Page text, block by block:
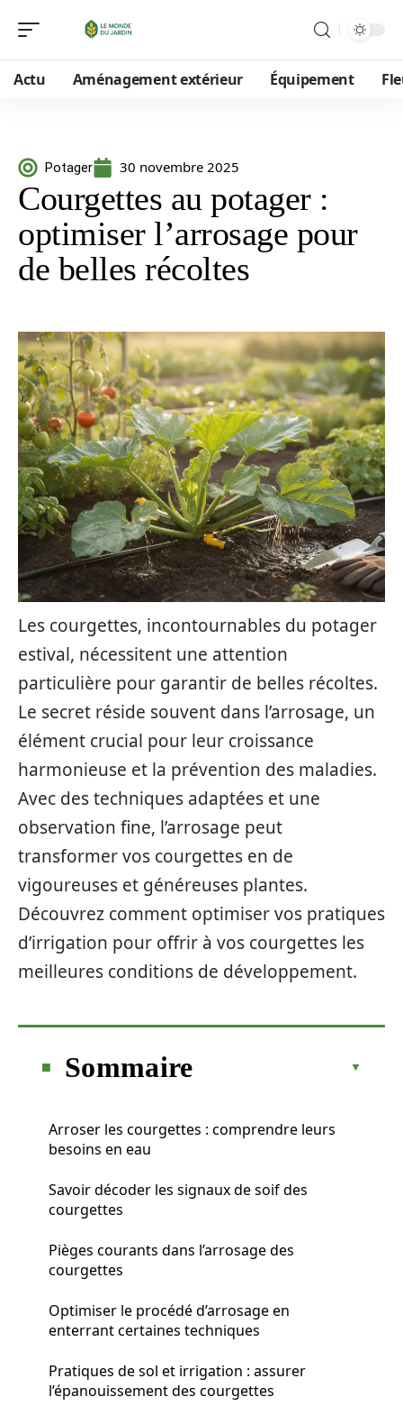
Actu Aménagement extérieur Équipement
Potager 30 novembre 2025
Courgettes au potager :
optimiser l’arrosage pour
de belles récoltes
Les courgettes, incontournables du potager
estival, nécessitent une attention
particulière pour garantir de belles récoltes.
Le secret réside souvent dans l’arrosage, un
élément crucial pour leur croissance
harmonieuse et la prévention des maladies.
Avec des techniques adaptées et une
observation fine, l’arrosage peut
transformer vos courgettes en de
vigoureuses et généreuses plantes.
Découvrez comment optimiser vos pratiques
d’irrigation pour offrir à vos courgettes les
meilleures conditions de développement.
Sommaire
Arroser les courgettes : comprendre leurs
besoins en eau
Savoir décoder les signaux de soif des
courgettes
Pièges courants dans l’arrosage des
courgettes
Optimiser le procédé d’arrosage en
enterrant certaines techniques
Pratiques de sol et irrigation : assurer
l’épanouissement des courgettes